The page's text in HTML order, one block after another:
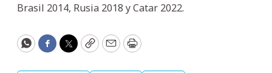
Brasil 2014, Rusia 2018 y Catar 2022.
WhatsApp
Facebook
Twitter
CopyEmailPrint